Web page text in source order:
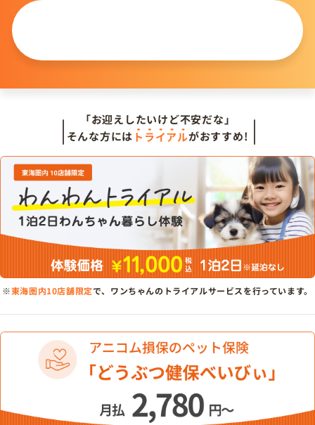
「お迎えしたいけど不安だな」
そんな方には トライアルがおすすめ!
※東海圏内10店舗限定で、ワンちゃんのトライアルサービスを行っています。